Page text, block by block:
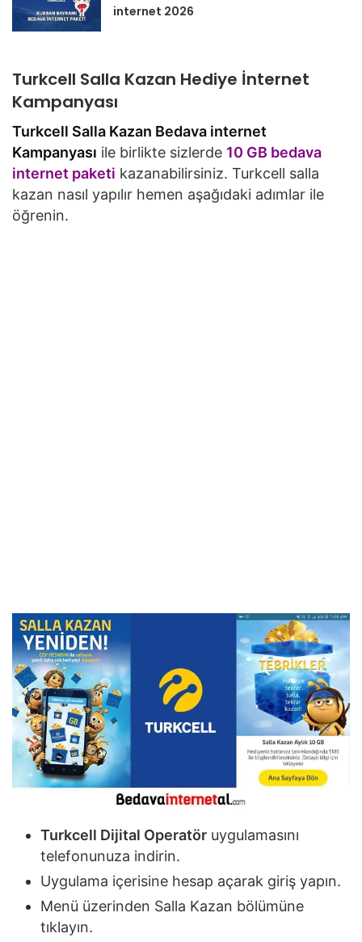
internet 2026
Turkcell Salla Kazan Hediye İnternet
Kampanyası
Turkcell Salla Kazan Bedava internet
Kampanyası ile birlikte sizlerde 10 GB bedava
internet paketi kazanabilirsiniz. Turkcell salla
kazan nasıl yapılır hemen aşağıdaki adımlar ile
öğrenin.
Turkcell Dijital Operatör uygulamasını
telefonunuza indirin.
Uygulama içerisine hesap açarak giriş yapın.
Menü üzerinden Salla Kazan bölümüne
tıklayın.